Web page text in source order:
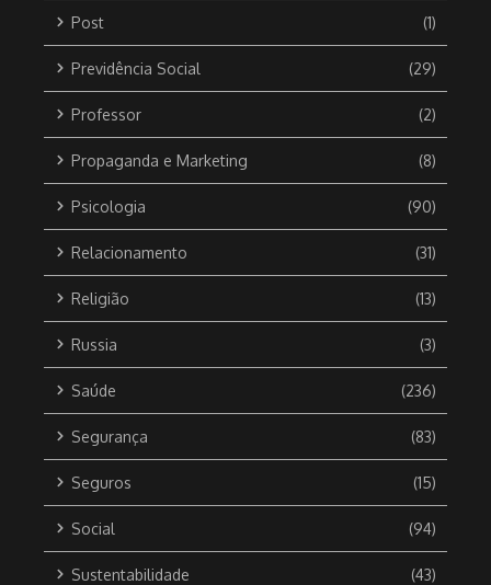
Post (1)
Previdência Social (29)
Professor (2)
Propaganda e Marketing (8)
Psicologia (90)
Relacionamento (31)
Religião (13)
Russia (3)
Saúde (236)
Segurança (83)
Seguros (15)
Social (94)
Sustentabilidade (43)